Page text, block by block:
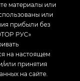
материалы или
или
прибыли без
РУС»
на настоящем
или принятия
на сайте.